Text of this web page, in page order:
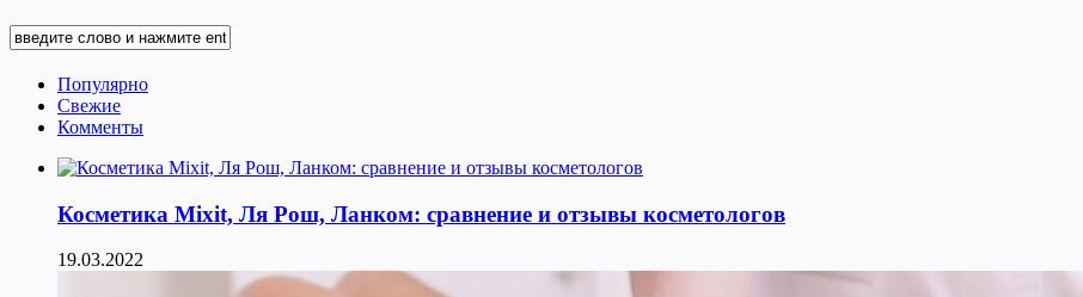
Популярно
Свежие
Комменты
Косметика Мixit, Ля Рош, Ланком: сравнение и отзывы косметологов
19.03.2022